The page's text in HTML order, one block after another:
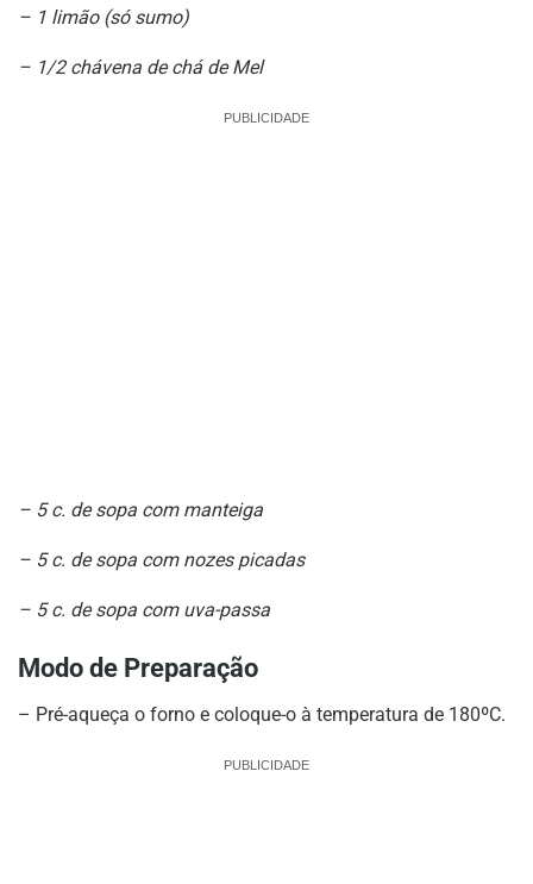
– 1 limão (só sumo)
– 1/2 chávena de chá de Mel
PUBLICIDADE
– 5 c. de sopa com manteiga
– 5 c. de sopa com nozes picadas
– 5 c. de sopa com uva-passa
Modo de Preparação
– Pré-aqueça o forno e coloque-o à temperatura de 180ºC.
PUBLICIDADE